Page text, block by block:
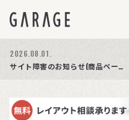
2026.08.03.
商品ページ障害復旧のお知らせ
2026.08.01.
サイト障害のお知らせ(商品ページが正常に表示されない事象発生)